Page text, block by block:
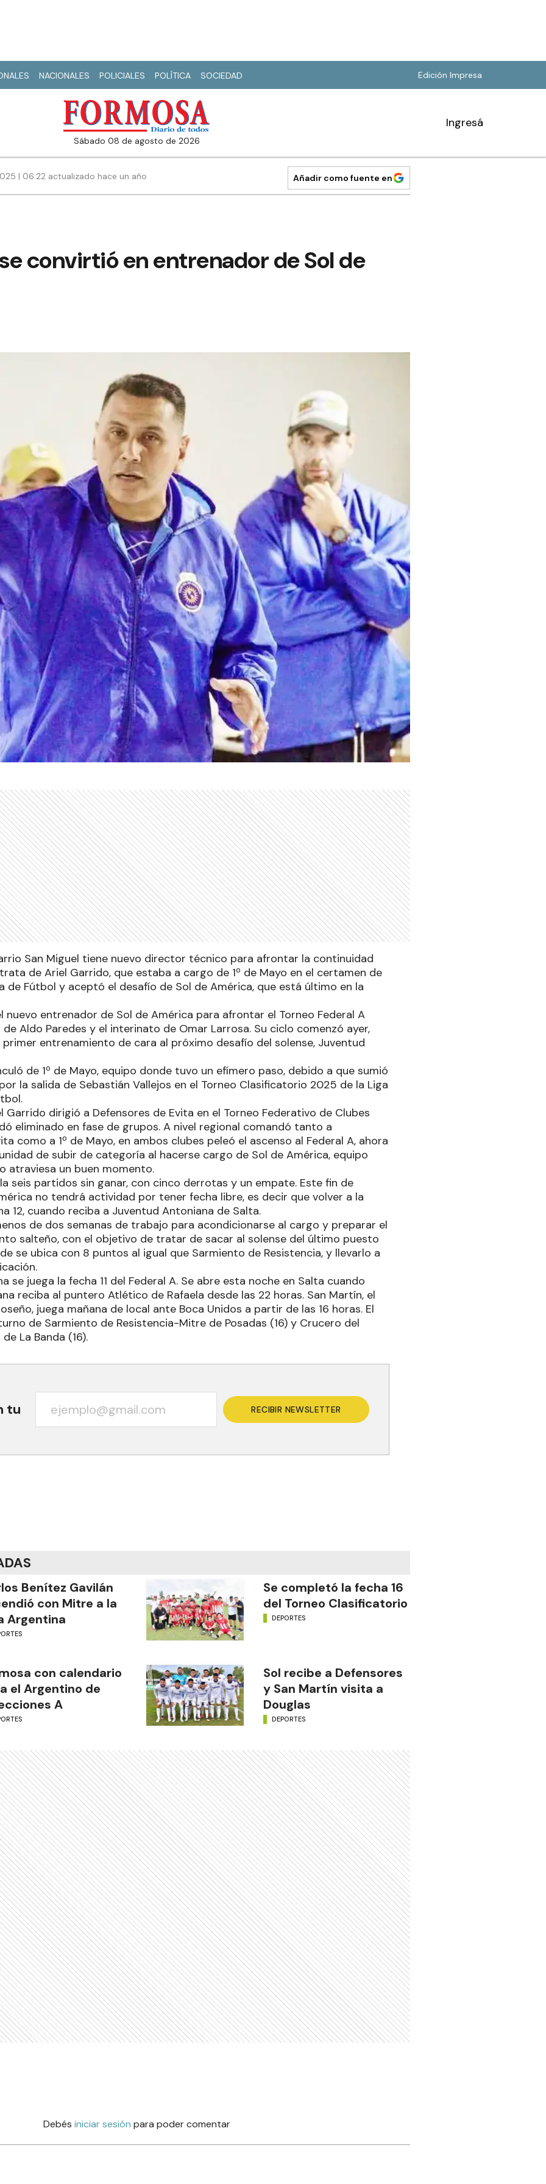
NACIONALES POLICIALES POLÍTICA SOCIEDAD Edición Impresa
sábado 08 de agosto de 2026
Ingresá
| 06:22 actualizado hace un año Añadir como fuente en
convirtió en entrenador de Sol de
San Miguel tiene nuevo director técnico para afrontar la continuidad
de Ariel Garrido, que estaba a cargo de 1º de Mayo en el certamen de
de Fútbol y aceptó el desafío de Sol de América, que está último en la
nuevo entrenador de Sol de América para afrontar el Torneo Federal A
Aldo Paredes y el interinato de Omar Larrosa. Su ciclo comenzó ayer,
entrenamiento de cara al próximo desafío del solense, Juventud
de 1º de Mayo, equipo donde tuvo un efímero paso, debido a que sumió
la salida de Sebastián Vallejos en el Torneo Clasificatorio 2025 de la Liga
Garrido dirigió a Defensores de Evita en el Torneo Federativo de Clubes
eliminado en fase de grupos. A nivel regional comandó tanto a
como a 1º de Mayo, en ambos clubes peleó el ascenso al Federal A, ahora
de subir de categoría al hacerse cargo de Sol de América, equipo
atraviesa un buen momento.
seis partidos sin ganar, con cinco derrotas y un empate. Este fin de
no tendrá actividad por tener fecha libre, es decir que volver a la
12, cuando reciba a Juventud Antoniana de Salta.
de dos semanas de trabajo para acondicionarse al cargo y preparar el
salteño, con el objetivo de tratar de sacar al solense del último puesto
se ubica con 8 puntos al igual que Sarmiento de Resistencia, y llevarlo a
se juega la fecha 11 del Federal A. Se abre esta noche en Salta cuando
reciba al puntero Atlético de Rafaela desde las 22 horas. San Martín, el
juega mañana de local ante Boca Unidos a partir de las 16 horas. El
de Sarmiento de Resistencia-Mitre de Posadas (16) y Crucero del
La Banda (16).
tu RECIBIR NEWSLETTER
Benítez Gavilán
con Mitre a la
Argentina
Se completó la fecha 16
del Torneo Clasificatorio
DEPORTES
con calendario
el Argentino de
A
Sol recibe a Defensores
y San Martín visita a
Douglas
DEPORTES
Debés iniciar sesión para poder comentar